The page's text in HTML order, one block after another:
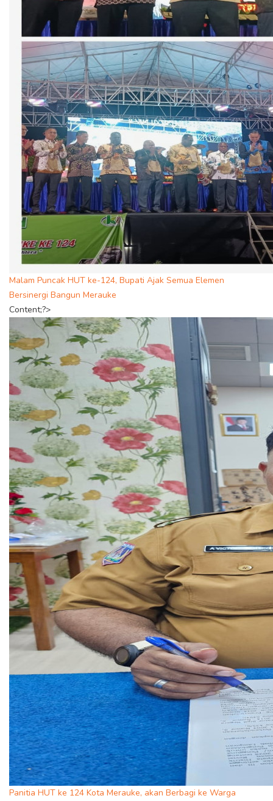
Malam Puncak HUT ke-124, Bupati Ajak Semua Elemen
Bersinergi Bangun Merauke
Content;?>
Panitia HUT ke 124 Kota Merauke, akan Berbagi ke Warga